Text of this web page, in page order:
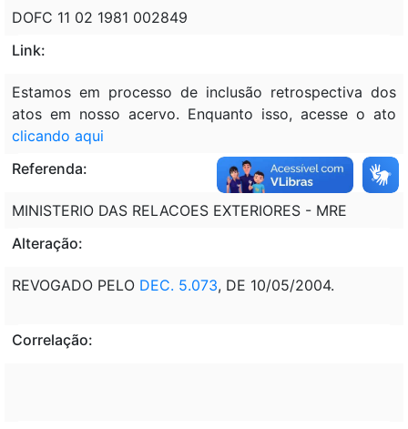
DOFC 11 02 1981 002849
Link:
Estamos em processo de inclusão retrospectiva dos
atos em nosso acervo. Enquanto isso, acesse o ato
clicando aqui
Referenda:
MINISTERIO DAS RELACOES EXTERIORES - MRE
Alteração:
REVOGADO PELO DEC. 5.073, DE 10/05/2004.
Correlação: